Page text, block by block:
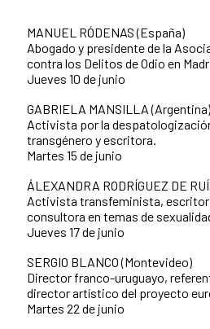
MANUEL RÓDENAS (España)
Abogado y presidente de la
contra los Delitos de Odio en
Jueves 10 de junio
GABRIELA MANSILLA (Argentina)
Activista por la
transgénero y escritora.
Martes 15 de junio
ÁLEXANDRA RODRÍGUEZ DE
Activista transfeminista,
consultora en temas de
Jueves 17 de junio
SERGIO BLANCO (Montevideo)
Director franco-uruguayo,
director artístico del proyecto
Martes 22 de junio